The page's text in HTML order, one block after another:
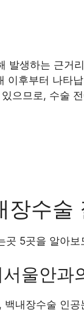
발생하는 근거
이후부터 나타
으므로, 수술
장수술
곳 5곳을 알아보
울안과
백내장수술 인